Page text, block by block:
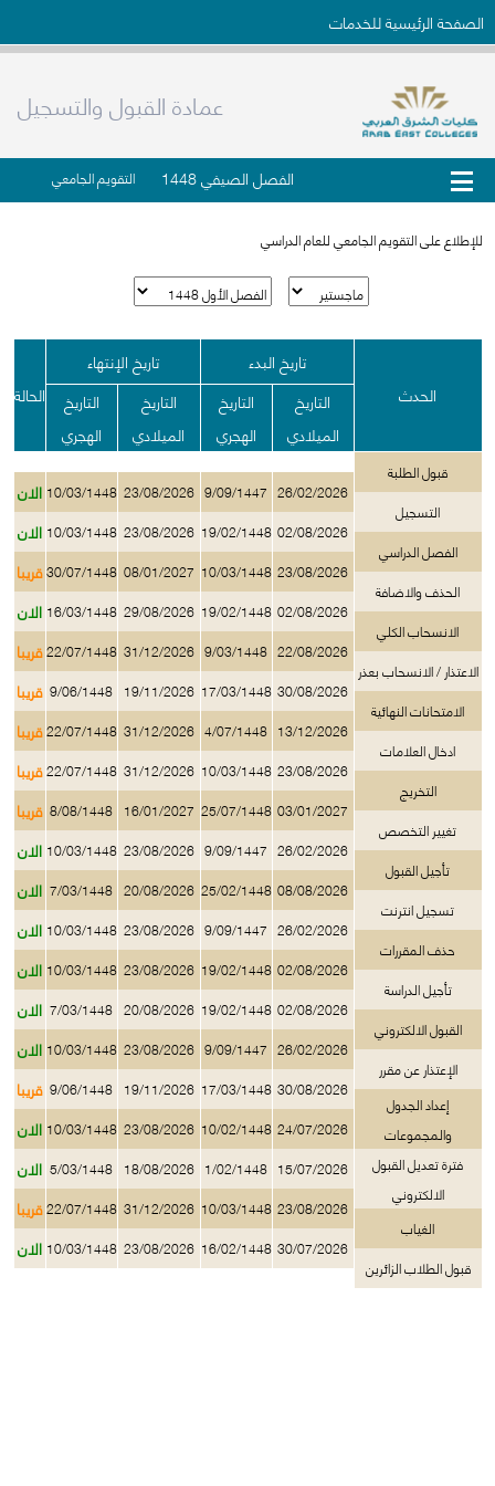
الصفحة الرئيسية للخدمات
عمادة القبول والتسجيل
الفصل الصيفي 1448 التقويم الجامعي
للإطلاع على التقويم الجامعي للعام الدراسي
الحدث
تاريخ البدء
تاريخ الإنتهاء
الحالة
التاريخ
الميلادي
التاريخ
الهجري
التاريخ
الميلادي
التاريخ
الهجري
قبول الطلبة
التسجيل
الفصل الدراسي
الحذف والاضافة
الانسحاب الكلي
الاعتذار / الانسحاب بعذر
الامتحانات النهائية
ادخال العلامات
التخريج
تغيير التخصص
تأجيل القبول
تسجيل انترنت
حذف المقررات
تأجيل الدراسة
القبول الالكتروني
الإعتذار عن مقرر
إعداد الجدول
والمجموعات
فترة تعديل القبول
الالكتروني
الغياب
قبول الطلاب الزائرين
26/02/2026
02/08/2026
23/08/2026
02/08/2026
22/08/2026
30/08/2026
13/12/2026
23/08/2026
03/01/2027
26/02/2026
08/08/2026
26/02/2026
02/08/2026
02/08/2026
26/02/2026
30/08/2026
24/07/2026
15/07/2026
23/08/2026
30/07/2026
9/09/1447
19/02/1448
10/03/1448
19/02/1448
9/03/1448
17/03/1448
4/07/1448
10/03/1448
25/07/1448
9/09/1447
25/02/1448
9/09/1447
19/02/1448
19/02/1448
9/09/1447
17/03/1448
10/02/1448
1/02/1448
10/03/1448
16/02/1448
23/08/2026
23/08/2026
08/01/2027
29/08/2026
31/12/2026
19/11/2026
31/12/2026
31/12/2026
16/01/2027
23/08/2026
20/08/2026
23/08/2026
23/08/2026
20/08/2026
23/08/2026
19/11/2026
23/08/2026
18/08/2026
31/12/2026
23/08/2026
10/03/1448
10/03/1448
30/07/1448
16/03/1448
22/07/1448
9/06/1448
22/07/1448
22/07/1448
8/08/1448
10/03/1448
7/03/1448
10/03/1448
10/03/1448
7/03/1448
10/03/1448
9/06/1448
10/03/1448
5/03/1448
22/07/1448
10/03/1448
الان
الان
قريبا
الان
قريبا
قريبا
قريبا
قريبا
قريبا
الان
الان
الان
الان
الان
الان
قريبا
الان
الان
قريبا
الان